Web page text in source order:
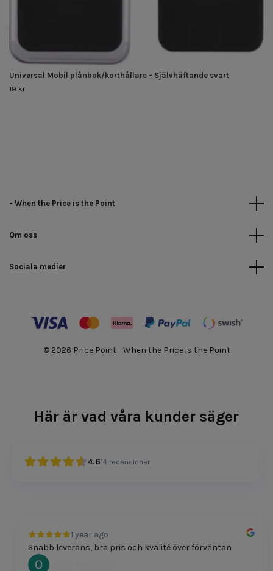
Universal Mobil plånbok/korthållare - Självhäftande svart
19 kr
- When the Price is the Point
Om oss
Sociala medier
© 2026 Price Point - When the Price is the Point
Här är vad våra kunder säger
4.614 recensioner
1 year ago
Snabb leverans, bra pris och kvalité över förväntan
Oscar Svensson